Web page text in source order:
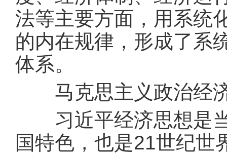
法等主要方面，用系统
的内在规律，形成了系
体系。
马克思主义政治经济
习近平经济思想是当
国特色，也是21世纪世